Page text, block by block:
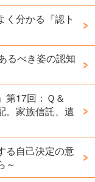
く分かる『認ト
るべき姿の認知
第17回：Ｑ＆
。家族信託、遺
る自己決定の意
～